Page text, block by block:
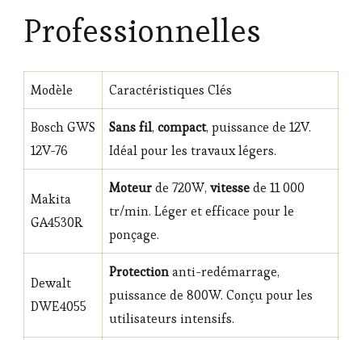
Professionnelles
Modèle Caractéristiques Clés
Bosch GWS
12V-76
Sans fil, compact, puissance de 12V.
Idéal pour les travaux légers.
Makita
GA4530R
Moteurde 720W, vitessede 11 000
tr/min. Léger et efficace pour le
ponçage.
Dewalt
DWE4055
Protectionanti-redémarrage,
puissance de 800W. Conçu pour les
utilisateurs intensifs.